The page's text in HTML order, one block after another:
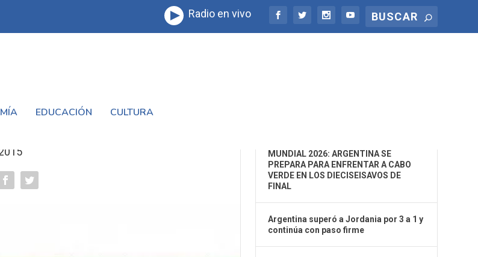
Radio en vivo
EDUCACIÓN CULTURA
MUNDIAL 2026: ARGENTINA SE
PREPARA PARA ENFRENTAR A CABO
VERDE EN LOS DIECISEISAVOS DE
FINAL
Argentina superó a Jordania por 3 a 1 y
continúa con paso firme